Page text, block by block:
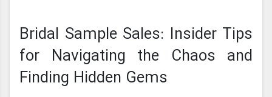
Bridal Sample Sales: Insider Tips
for Navigating the Chaos and
Finding Hidden Gems